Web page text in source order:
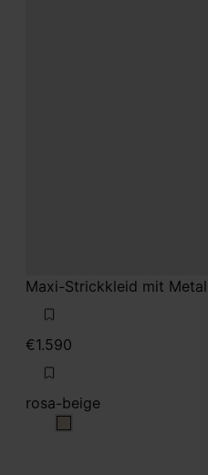
Maxi-Strickkleid mit
€1.590
rosa-beige
rosa-beige